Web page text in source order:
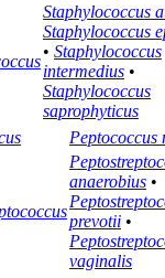
Staphylococcus
Staphylococcus
• Staphylococcus
intermedius •
Staphylococcus
saprophyticus
Peptococcus
anaerobius •
prevotii •
vaginalis